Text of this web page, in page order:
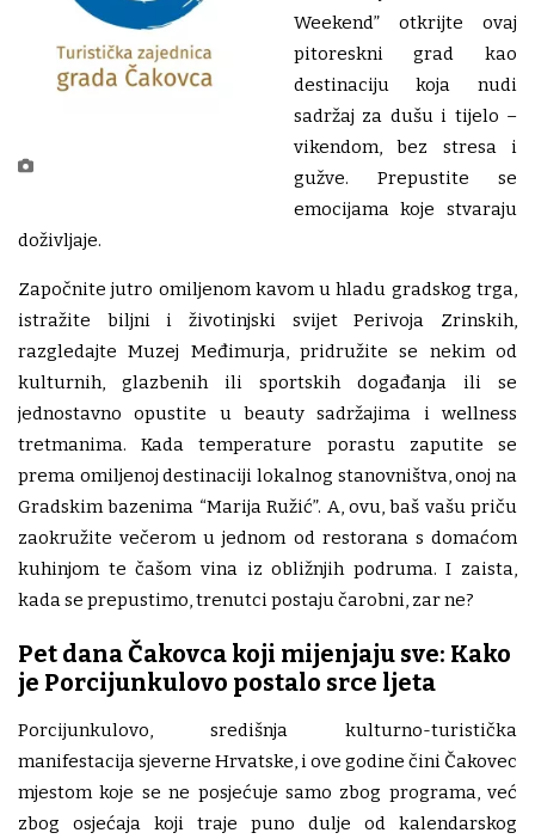
Weekend” otkrijte ovaj
pitoreskni grad kao
destinaciju koja nudi
sadržaj za dušu i tijelo –
vikendom, bez stresa i
gužve. Prepustite se
emocijama koje stvaraju
doživljaje.
Započnite jutro omiljenom kavom u hladu gradskog trga,
istražite biljni i životinjski svijet Perivoja Zrinskih,
razgledajte Muzej Međimurja, pridružite se nekim od
kulturnih, glazbenih ili sportskih događanja ili se
jednostavno opustite u beauty sadržajima i wellness
tretmanima. Kada temperature porastu zaputite se
prema omiljenoj destinaciji lokalnog stanovništva, onoj na
Gradskim bazenima “Marija Ružić”. A, ovu, baš vašu priču
zaokružite večerom u jednom od restorana s domaćom
kuhinjom te čašom vina iz obližnjih podruma. I zaista,
kada se prepustimo, trenutci postaju čarobni, zar ne?
Pet dana Čakovca koji mijenjaju sve: Kako
je Porcijunkulovo postalo srce ljeta
Porcijunkulovo, središnja kulturno-turistička
manifestacija sjeverne Hrvatske, i ove godine čini Čakovec
mjestom koje se ne posjećuje samo zbog programa, već
zbog osjećaja koji traje puno dulje od kalendarskog